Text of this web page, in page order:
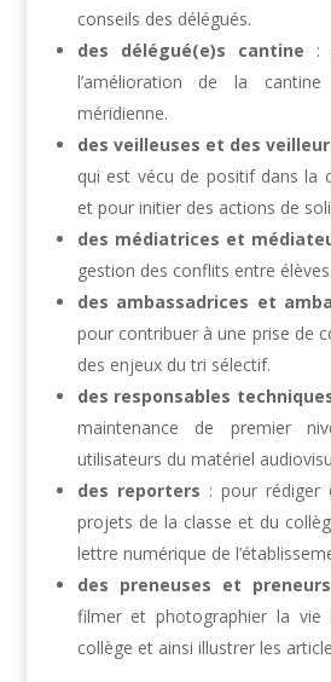
conseils des délégués.
des délégué(e)s cantine :
l’amélioration de la
méridienne.
des veilleuses et des
qui est vécu de positif dans la
et pour initier des actions de
des médiatrices et
gestion des conflits entre élèves.
des ambassadrices et
pour contribuer à une prise de
des enjeux du tri sélectif.
des responsables
maintenance de premier
utilisateurs du matériel
des reporters : pour rédiger
projets de la classe et du
lettre numérique de
des preneuses et preneurs
filmer et photographier la
collège et ainsi illustrer les